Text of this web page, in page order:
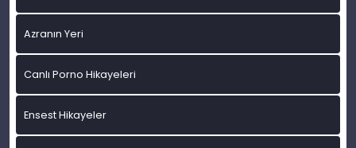
Azranın Yeri
Canlı Porno Hikayeleri
Ensest Hikayeler